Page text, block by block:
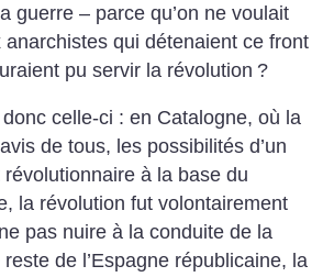
guerre – parce qu’on ne voulait
anarchistes qui détenaient ce front
pu servir la révolution ?
celle-ci : en Catalogne, où la
de tous, les possibilités d’un
à la base du
la révolution fut volontairement
pas nuire à la conduite de la
de l’Espagne républicaine, la